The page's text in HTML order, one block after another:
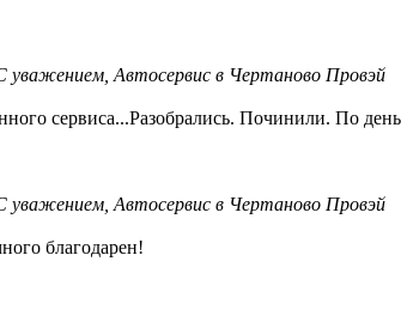
Автосервис в Чертаново Провэй
сервиса...Разобрались. Починили. По
Автосервис в Чертаново Провэй
благодарен!